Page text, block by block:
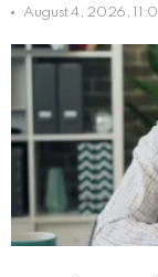
August 4, 2026,